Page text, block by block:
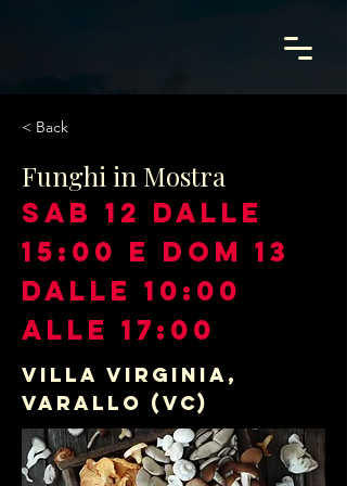
< Back
Funghi in Mostra
SAB 12 dalle
15:00 e DOM 13
dalle 10:00
alle 17:00
Villa Virginia,
Varallo (VC)